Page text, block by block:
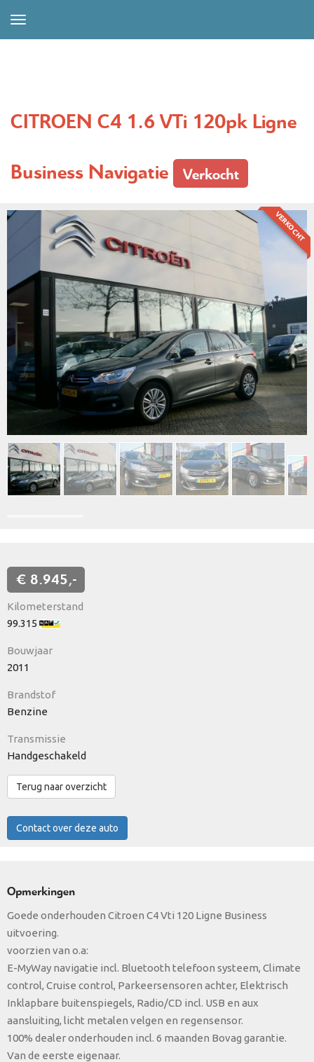
CITROEN C4 1.6 VTi 120pk Ligne
Business Navigatie
Verkocht
VERKOCHT
€ 8.945,-
Kilometerstand
99.315
Bouwjaar
2011
Brandstof
Benzine
Transmissie
Handgeschakeld
Terug naar overzicht
Contact over deze auto
Opmerkingen
Goede onderhouden Citroen C4 Vti 120 Ligne Business
uitvoering.
voorzien van o.a:
E-MyWay navigatie incl. Bluetooth telefoon systeem, Climate
control, Cruise control, Parkeersensoren achter, Elektrisch
Inklapbare buitenspiegels, Radio/CD incl. USB en aux
aansluiting, licht metalen velgen en regensensor.
100% dealer onderhouden incl. 6 maanden Bovag garantie.
Van de eerste eigenaar.